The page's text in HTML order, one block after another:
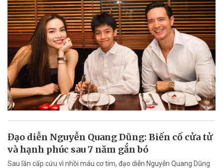
Đạo diễn Nguyễn Quang Dũng: Biến cố cửa tử
và hạnh phúc sau 7 năm gắn bó
Sau lần cấp cứu vì nhồi máu cơ tim, đạo diễn Nguyễn Quang Dũng